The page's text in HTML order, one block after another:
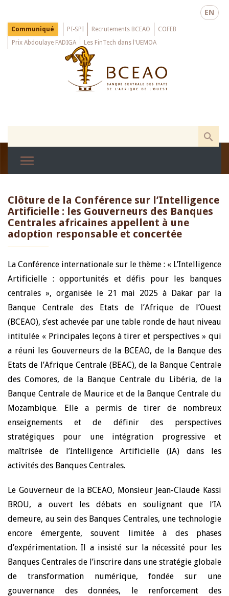
main
EN
Menu
Top
Communiqué PI-SPI Recrutements BCEAO
COFEB
Prix Abdoulaye FADIGA
Les FinTech dans l'UEMOA
Clôture de la Conférence sur l’Intelligence
Artificielle : les Gouverneurs des Banques
Centrales africaines appellent à une
adoption responsable et concertée
La Conférence internationale sur le thème : « L’Intelligence
Artificielle : opportunités et défis pour les banques
centrales », organisée le 21 mai 2025 à Dakar par la
Banque Centrale des Etats de l’Afrique de l’Ouest
(BCEAO), s’est achevée par une table ronde de haut niveau
intitulée « Principales leçons à tirer et perspectives » qui
a réuni les Gouverneurs de la BCEAO, de la Banque des
Etats de l’Afrique Centrale (BEAC), de la Banque Centrale
des Comores, de la Banque Centrale du Libéria, de la
Banque Centrale de Maurice et de la Banque Centrale du
Mozambique. Elle a permis de tirer de nombreux
enseignements et de définir des perspectives
stratégiques pour une intégration progressive et
maîtrisée de l’Intelligence Artificielle (IA) dans les
activités des Banques Centrales.
Le Gouverneur de la BCEAO, Monsieur Jean-Claude Kassi
BROU, a ouvert les débats en soulignant que l’IA
demeure, au sein des Banques Centrales, une technologie
encore émergente, souvent limitée à des phases
d’expérimentation. Il a insisté sur la nécessité pour les
Banques Centrales de l’inscrire dans une stratégie globale
de transformation numérique, fondée sur une
gouvernance des données, le renforcement des